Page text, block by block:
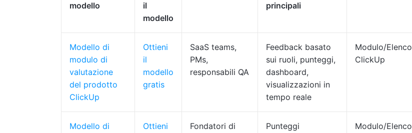
modello
il
modello
principali
Modello di
modulo di
valutazione
del prodotto
ClickUp
Ottieni
il
modello
gratis
SaaS teams,
PMs,
responsabili QA
Feedback basato
sui ruoli, punteggi,
dashboard,
visualizzazioni in
tempo reale
Modulo/Elenco
ClickUp
Modello di
Ottieni
Fondatori di
Punteggi
Modulo/Elenco